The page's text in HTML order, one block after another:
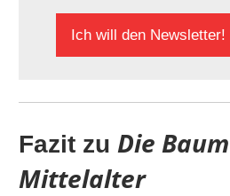
Ich will den Newsletter!
Fazit zu Die
Mittelalter